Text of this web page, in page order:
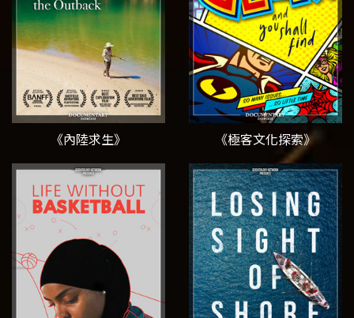
《內陸求生》 《極客文化探索》